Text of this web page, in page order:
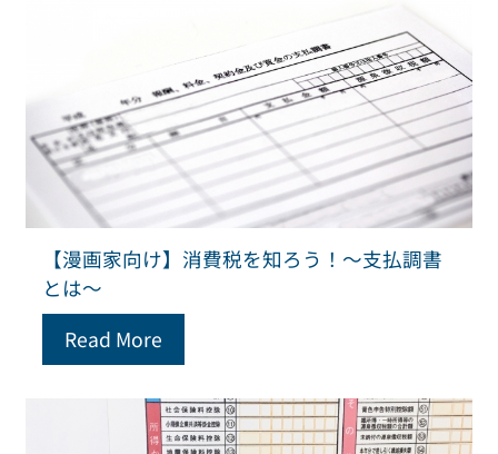
【漫画家向け】消費税を知ろう！～支払調書
とは～
Read More